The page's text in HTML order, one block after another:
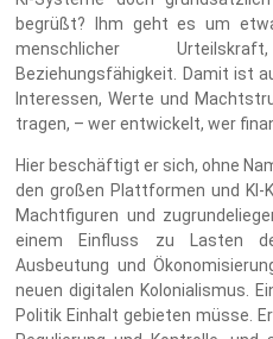
begrüßt? Ihm geht es um
menschlicher
Beziehungsfähigkeit. Damit ist
Interessen, Werte und
tragen, – wer entwickelt, wer
Hier beschäftigt er sich, ohne
den großen Plattformen und KI-
Machtfiguren und
einem Einfluss zu Lasten
Ausbeutung und
neuen digitalen Kolonialismus.
Politik Einhalt gebieten müsse.